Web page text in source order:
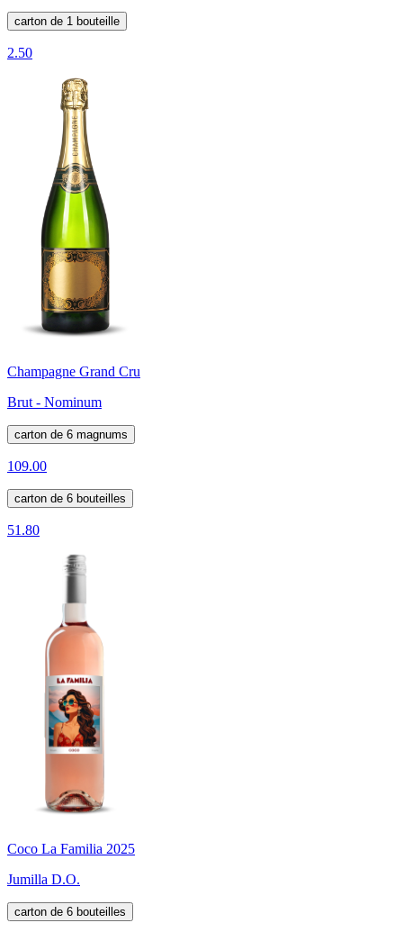
carton de 1 bouteille
2.50
Champagne Grand Cru
Brut - Nominum
carton de 6 magnums
109.00
carton de 6 bouteilles
51.80
Coco La Familia 2025
Jumilla D.O.
carton de 6 bouteilles